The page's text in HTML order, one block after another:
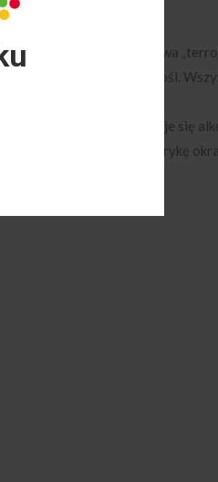
się jaką rolę odgrywa
której uprawia się winorośl.
Paweł od 12 lat zajmuje się
stawia na merytorykę